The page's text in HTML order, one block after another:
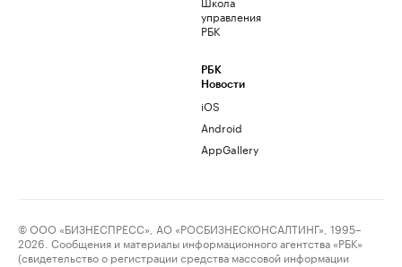
управления
РБК
РБК
Новости
iOS
Android
AppGallery
© ООО «БИЗНЕСПРЕСС», АО «РОСБИЗНЕСКОНСАЛТИНГ», 1995–
2026. Сообщения и материалы информационного агентства «РБК»
(свидетельство о регистрации средства массовой информации